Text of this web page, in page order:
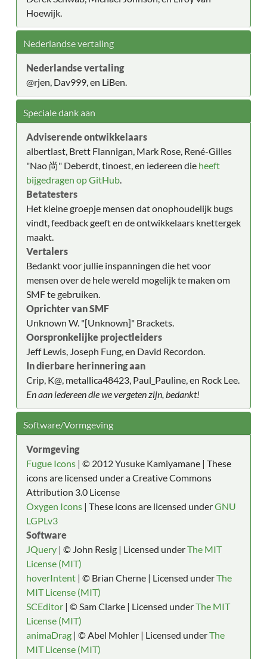
Hoewijk.
Nederlandse vertaling
Nederlandse vertaling
@rjen, Dav999, en LiBen.
Speciale dank aan
Adviserende ontwikkelaars
albertlast, Brett Flannigan, Mark Rose, René-Gilles
"Nao 尚" Deberdt, tinoest, en iedereen die heeft
bijgedragen op GitHub.
Betatesters
Het kleine groepje mensen dat onophoudelijk bugs
vindt, feedback geeft en de ontwikkelaars knettergek
maakt.
Vertalers
Bedankt voor jullie inspanningen die het voor
mensen over de hele wereld mogelijk te maken om
SMF te gebruiken.
Oprichter van SMF
Unknown W. "[Unknown]" Brackets.
Oorspronkelijke projectleiders
Jeff Lewis, Joseph Fung, en David Recordon.
In dierbare herinnering aan
Crip, K@, metallica48423, Paul_Pauline, en Rock Lee.
En aan iedereen die we vergeten zijn, bedankt!
Software/Vormgeving
Vormgeving
Fugue Icons | © 2012 Yusuke Kamiyamane | These
icons are licensed under a Creative Commons
Attribution 3.0 License
Oxygen Icons | These icons are licensed underGNU
LGPLv3
Software
JQuery | © John Resig | Licensed underThe MIT
License (MIT)
hoverIntent | © Brian Cherne | Licensed underThe
MIT License (MIT)
SCEditor | © Sam Clarke | Licensed underThe MIT
License (MIT)
animaDrag | © Abel Mohler | Licensed underThe
MIT License (MIT)